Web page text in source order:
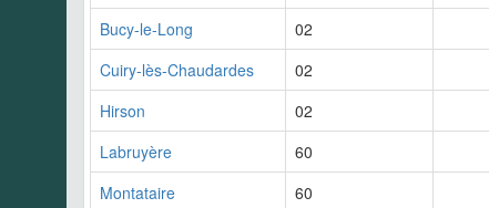
Bucy-le-Long
02
Cuiry-lès-Chaudardes
02
Hirson
02
Labruyère
60
Montataire
60